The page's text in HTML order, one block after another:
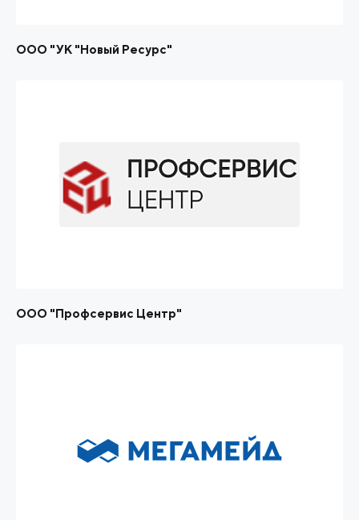
ООО "УК "Новый Ресурс"
ООО "Профсервис Центр"